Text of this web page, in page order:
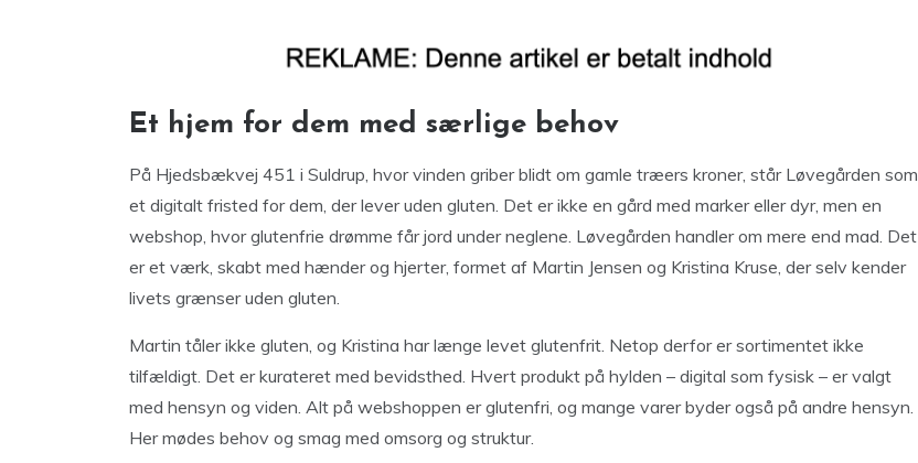
Et hjem for dem med særlige behov
På Hjedsbækvej 451 i Suldrup, hvor vinden griber blidt om gamle træers kroner, står Løvegården som
et digitalt fristed for dem, der lever uden gluten. Det er ikke en gård med marker eller dyr, men en
webshop, hvor glutenfrie drømme får jord under neglene. Løvegården handler om mere end mad. Det
er et værk, skabt med hænder og hjerter, formet af Martin Jensen og Kristina Kruse, der selv kender
livets grænser uden gluten.
Martin tåler ikke gluten, og Kristina har længe levet glutenfrit. Netop derfor er sortimentet ikke
tilfældigt. Det er kurateret med bevidsthed. Hvert produkt på hylden – digital som fysisk – er valgt
med hensyn og viden. Alt på webshoppen er glutenfri, og mange varer byder også på andre hensyn.
Her mødes behov og smag med omsorg og struktur.